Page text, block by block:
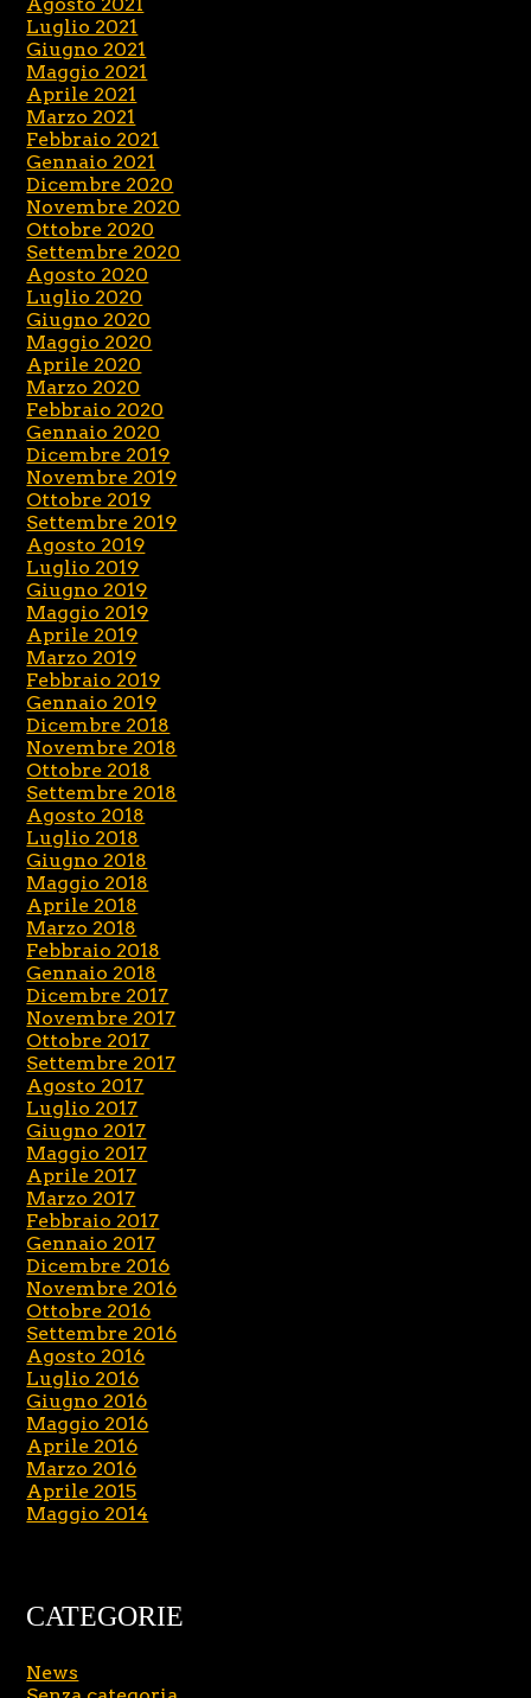
Agosto 2021
Luglio 2021
Giugno 2021
Maggio 2021
Aprile 2021
Marzo 2021
Febbraio 2021
Gennaio 2021
Dicembre 2020
Novembre 2020
Ottobre 2020
Settembre 2020
Agosto 2020
Luglio 2020
Giugno 2020
Maggio 2020
Aprile 2020
Marzo 2020
Febbraio 2020
Gennaio 2020
Dicembre 2019
Novembre 2019
Ottobre 2019
Settembre 2019
Agosto 2019
Luglio 2019
Giugno 2019
Maggio 2019
Aprile 2019
Marzo 2019
Febbraio 2019
Gennaio 2019
Dicembre 2018
Novembre 2018
Ottobre 2018
Settembre 2018
Agosto 2018
Luglio 2018
Giugno 2018
Maggio 2018
Aprile 2018
Marzo 2018
Febbraio 2018
Gennaio 2018
Dicembre 2017
Novembre 2017
Ottobre 2017
Settembre 2017
Agosto 2017
Luglio 2017
Giugno 2017
Maggio 2017
Aprile 2017
Marzo 2017
Febbraio 2017
Gennaio 2017
Dicembre 2016
Novembre 2016
Ottobre 2016
Settembre 2016
Agosto 2016
Luglio 2016
Giugno 2016
Maggio 2016
Aprile 2016
Marzo 2016
Aprile 2015
Maggio 2014
CATEGORIE
News